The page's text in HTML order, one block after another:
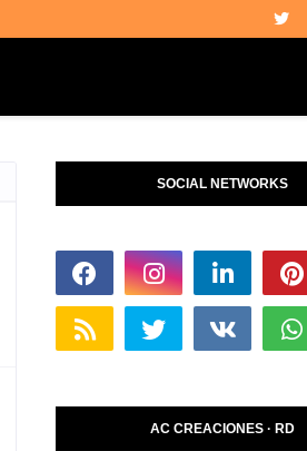
SOCIAL NETWORKS
AC CREACIONES · RD